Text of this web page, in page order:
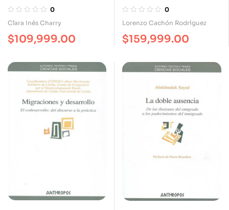
Enfoques Alternativos
0
Clara Inés Charry
$109,999.00
Marco Discriminatorio
Mercado De Trabajo Y
Integración
0
Lorenzo Cachón Rodríguez
$159,999.00